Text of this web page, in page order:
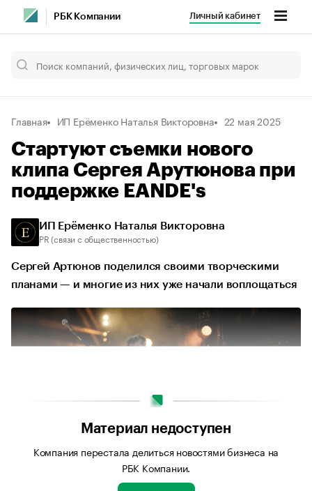
РБК Компании Личный кабинет
Главная ИП Ерёменко Наталья Викторовна 22 мая 2025
Стартуют съемки нового
клипа Сергея Арутюнова при
поддержке EANDE's
ИП Ерёменко Наталья Викторовна
PR (связи с общественностью)
Сергей Артюнов поделился своими творческими
планами — и многие из них уже начали воплощаться
Материал недоступен
Компания перестала делиться новостями бизнеса на
РБК Компании.